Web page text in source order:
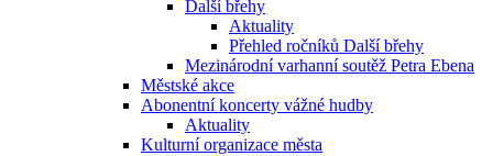
Další břehy
Aktuality
Přehled ročníků Další břehy
Mezinárodní varhanní soutěž Petra Ebena
Městské akce
Abonentní koncerty vážné hudby
Aktuality
Kulturní organizace města